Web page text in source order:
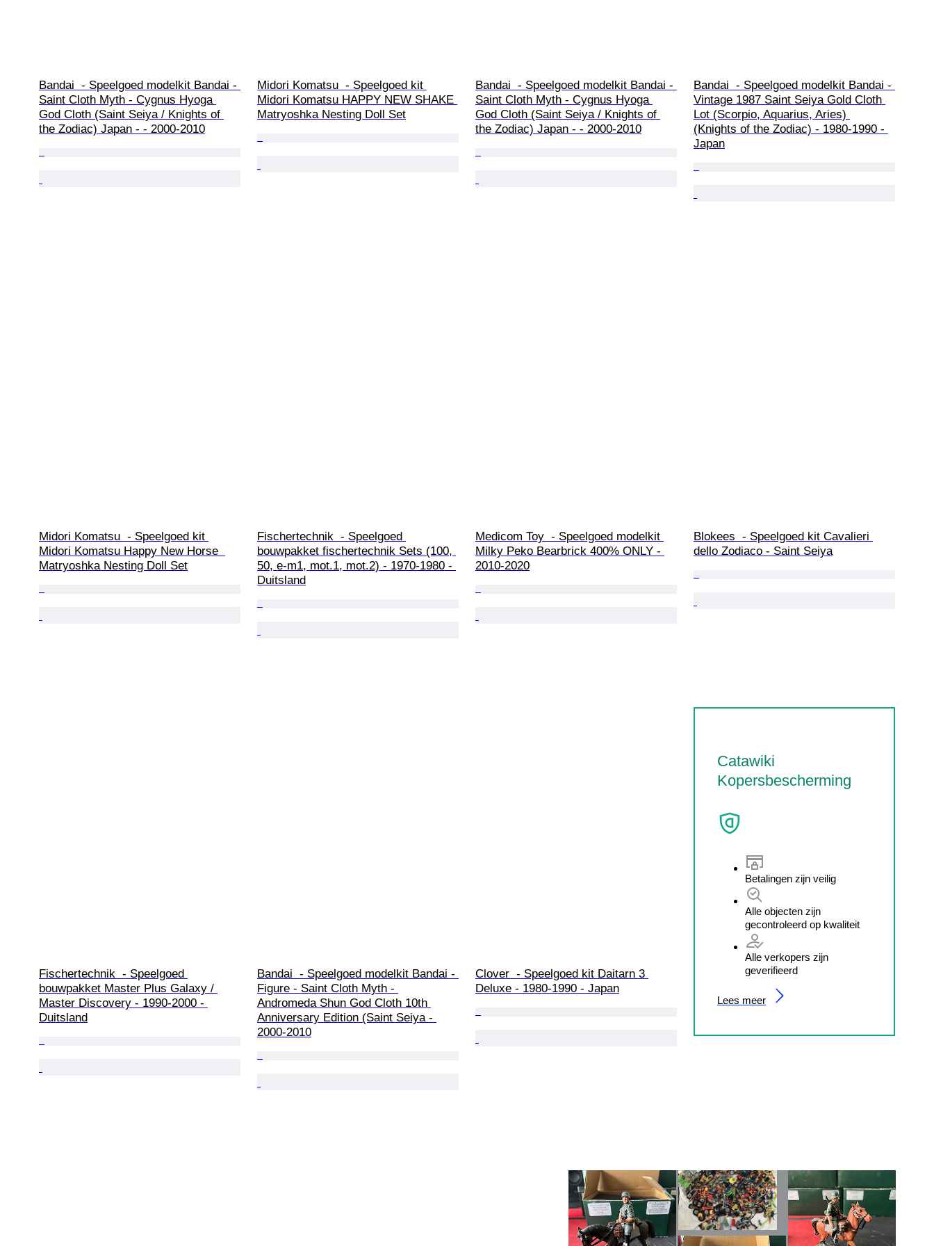
Bandai  - Speelgoed modelkit Bandai -
Saint Cloth Myth - Cygnus Hyoga
God Cloth (Saint Seiya / Knights of
the Zodiac) Japan - - 2000-2010
Midori Komatsu  - Speelgoed kit
Midori Komatsu HAPPY NEW SHAKE
Matryoshka Nesting Doll Set
Bandai  - Speelgoed modelkit Bandai -
Saint Cloth Myth - Cygnus Hyoga
God Cloth (Saint Seiya / Knights of
the Zodiac) Japan - - 2000-2010
Bandai  - Speelgoed modelkit Bandai -
Vintage 1987 Saint Seiya Gold Cloth
Lot (Scorpio, Aquarius, Aries)
(Knights of the Zodiac) - 1980-1990 -
Japan
Midori Komatsu  - Speelgoed kit
Midori Komatsu Happy New Horse
Matryoshka Nesting Doll Set
Fischertechnik  - Speelgoed
bouwpakket fischertechnik Sets (100,
50, e-m1, mot.1, mot.2) - 1970-1980 -
Duitsland
Medicom Toy  - Speelgoed modelkit
Milky Peko Bearbrick 400% ONLY -
2010-2020
Blokees  - Speelgoed kit Cavalieri
dello Zodiaco - Saint Seiya
Fischertechnik  - Speelgoed
bouwpakket Master Plus Galaxy /
Master Discovery - 1990-2000 -
Duitsland
Bandai  - Speelgoed modelkit Bandai -
Figure - Saint Cloth Myth -
Andromeda Shun God Cloth 10th
Anniversary Edition (Saint Seiya -
2000-2010
Clover  - Speelgoed kit Daitarn 3
Deluxe - 1980-1990 - Japan
Catawiki
Kopersbescherming
Betalingen zijn veilig
Alle objecten zijn
gecontroleerd op kwaliteit
Alle verkopers zijn
geverifieerd
Lees meer